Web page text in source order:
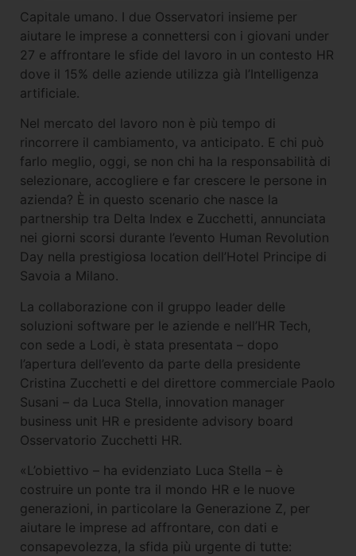
Capitale umano. I due Osservatori insieme per
aiutare le imprese a connettersi con i giovani under
27 e affrontare le sfide del lavoro in un contesto HR
dove il 15% delle aziende utilizza già l’Intelligenza
artificiale.
Nel mercato del lavoro non è più tempo di
rincorrere il cambiamento, va anticipato. E chi può
farlo meglio, oggi, se non chi ha la responsabilità di
selezionare, accogliere e far crescere le persone in
azienda? È in questo scenario che nasce la
partnership tra Delta Index e Zucchetti, annunciata
nei giorni scorsi durante l’evento Human Revolution
Day nella prestigiosa location dell’Hotel Principe di
Savoia a Milano.
La collaborazione con il gruppo leader delle
soluzioni software per le aziende e nell’HR Tech,
con sede a Lodi, è stata presentata – dopo
l’apertura dell’evento da parte della presidente
Cristina Zucchetti e del direttore commerciale Paolo
Susani – da Luca Stella, innovation manager
business unit HR e presidente advisory board
Osservatorio Zucchetti HR.
«L’obiettivo – ha evidenziato Luca Stella – è
costruire un ponte tra il mondo HR e le nuove
generazioni, in particolare la Generazione Z, per
aiutare le imprese ad affrontare, con dati e
consapevolezza, la sfida più urgente di tutte: